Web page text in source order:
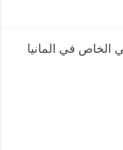
الخاص في المانيا